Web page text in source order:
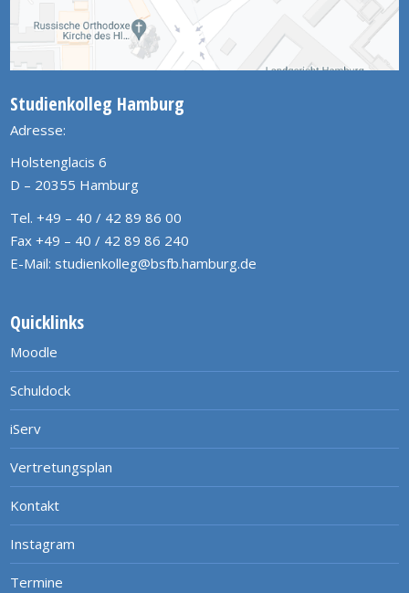
Studienkolleg Hamburg
Adresse:
Holstenglacis 6
D – 20355 Hamburg
Tel. +49 – 40 / 42 89 86 00
Fax +49 – 40 / 42 89 86 240
E-Mail: studienkolleg@bsfb.hamburg.de
Quicklinks
Moodle
Schuldock
iServ
Vertretungsplan
Kontakt
Instagram
Termine